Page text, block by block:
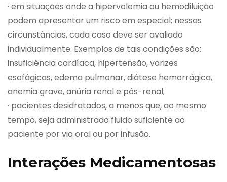
· em situações onde a hipervolemia ou hemodiluição
podem apresentar um risco em especial; nessas
circunstâncias, cada caso deve ser avaliado
individualmente. Exemplos de tais condições são:
insuficiência cardíaca, hipertensão, varizes
esofágicas, edema pulmonar, diátese hemorrágica,
anemia grave, anúria renal e pós-renal;
· pacientes desidratados, a menos que, ao mesmo
tempo, seja administrado fluido suficiente ao
paciente por via oral ou por infusão.
Interações Medicamentosas